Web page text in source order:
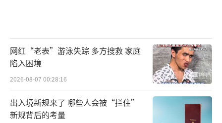
大家平时吃柿子都不要选择未成熟柿子，
毕竟味道苦涩难以下口，正常吃柿子并不需要
②豆腐和菠菜
网红“老表”游泳失踪 多方搜救 家庭
陷入困境
2026-08-07 00:28:16
出入境新规来了 哪些人会被“拦住”
新规背后的考量